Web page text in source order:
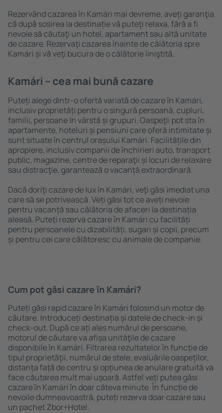
Rezervând cazarea în Kamári mai devreme, aveți garanţia
că după sosirea la destinație vă puteţi relaxa, fără a fi
nevoie să căutaţi un hotel, apartament sau altă unitate
de cazare. Rezervaţi cazarea înainte de călătoria spre
Kamári și vă veţi bucura de o călătorie liniştită.
Kamári – cea mai bună cazare
Puteți alege dintr-o ofertă variată de cazare în Kamári,
inclusiv proprietăți pentru o singură persoană, cupluri,
familii, persoane ȋn vârstă și grupuri. Oaspeţii pot sta în
apartamente, hoteluri și pensiuni care oferă intimitate și
sunt situate în centrul orașului Kamári. Facilitățile din
apropiere, inclusiv companii de închirieri auto, transport
public, magazine, centre de reparaţii și locuri de relaxare
sau distracţie, garantează o vacanță extraordinară.
Dacă doriţi cazare de lux în Kamári, veţi găsi imediat una
care să se potrivească. Veți găsi tot ce aveți nevoie
pentru vacanță sau călătoria de afaceri la destinația
aleasă. Puteți rezerva cazare în Kamári cu facilități
pentru persoanele cu dizabilități, sugari și copii, precum
și pentru cei care călătoresc cu animale de companie.
Cum pot găsi cazare în Kamári?
Puteți găsi rapid cazare în Kamári folosind un motor de
căutare. Introduceți destinația și datele de check-in și
check-out. După ce ați ales numărul de persoane,
motorul de căutare va afișa unităţile de cazare
disponibile în Kamári. Filtrarea rezultatelor în funcție de
tipul proprietăţii, numărul de stele, evaluările oaspeților,
distanța față de centru și opțiunea de anulare gratuită va
face căutarea mult mai ușoară. Astfel veți putea găsi
cazare în Kamári în doar câteva minute. În funcție de
nevoile dumneavoastră, puteți rezerva doar cazare sau
un pachet Zbor+Hotel.